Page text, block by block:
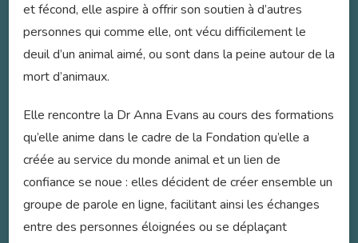
et fécond, elle aspire à offrir son soutien à d’autres
personnes qui comme elle, ont vécu difficilement le
deuil d’un animal aimé, ou sont dans la peine autour de la
mort d’animaux.
Elle rencontre la Dr Anna Evans au cours des formations
qu’elle anime dans le cadre de la Fondation qu’elle a
créée au service du monde animal et un lien de
confiance se noue : elles décident de créer ensemble un
groupe de parole en ligne, facilitant ainsi les échanges
entre des personnes éloignées ou se déplaçant